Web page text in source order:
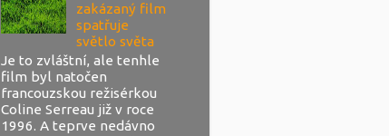
zakázaný film
spatřuje
světlo světa
Je to zvláštní, ale tenhle
film byl natočen
francouzskou režisérkou
Coline Serreau již v roce
1996. A teprve nedávno